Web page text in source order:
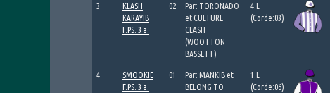
3
KLASH
KARAYIB
F.PS. 3 a.
02
Par: TORONADO
et CULTURE
CLASH
(WOOTTON
BASSETT)
4.L
(Corde:03)
4
SMOOKIE
F.PS. 3 a.
01
Par: MANKIB et
BELONG TO
1.L
(Corde:06)